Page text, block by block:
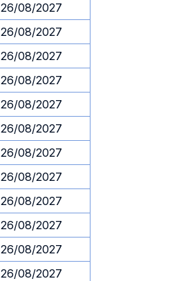
26/08/2027
26/08/2027
26/08/2027
26/08/2027
26/08/2027
26/08/2027
26/08/2027
26/08/2027
26/08/2027
26/08/2027
26/08/2027
26/08/2027